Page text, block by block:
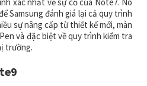
Samsung đánh giá lại cả quy trình
sự nâng cấp từ thiết kế mới, màn
và đặc biệt về quy trình kiểm tra
trường.